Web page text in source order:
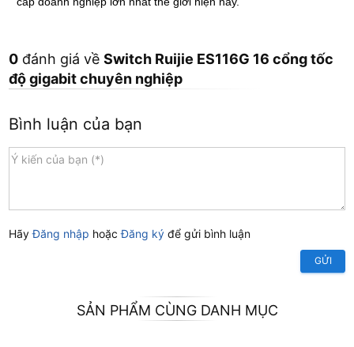
0 đánh giá vềSwitch Ruijie ES116G 16 cổng tốc
độ gigabit chuyên nghiệp
Bình luận của bạn
HãyĐăng nhập hoặcĐăng ký để gửi bình luận
GỬI
SẢN PHẨM CÙNG DANH MỤC